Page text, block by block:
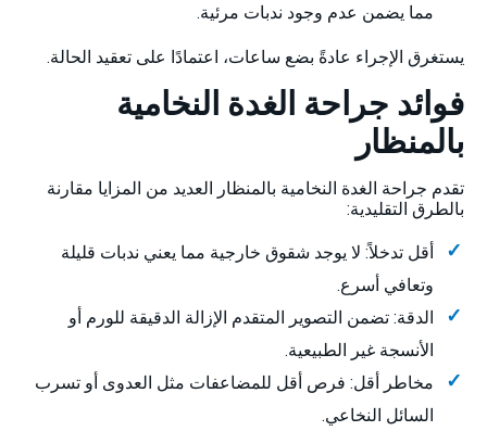
مما يضمن عدم وجود ندبات مرئية.
يستغرق الإجراء عادةً بضع ساعات، اعتمادًا على تعقيد الحالة.
فوائد جراحة الغدة النخامية
بالمنظار
تقدم جراحة الغدة النخامية بالمنظار العديد من المزايا مقارنة
بالطرق التقليدية:
أقل تدخلاً: لا يوجد شقوق خارجية مما يعني ندبات قليلة
وتعافي أسرع.
الدقة: تضمن التصوير المتقدم الإزالة الدقيقة للورم أو
الأنسجة غير الطبيعية.
مخاطر أقل: فرص أقل للمضاعفات مثل العدوى أو تسرب
السائل النخاعي.